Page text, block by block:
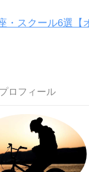
スクール6選【
プロフィール